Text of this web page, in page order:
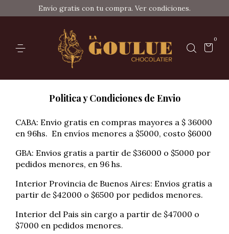
Envío gratis con tu compra. Ver condiciones.
0
Politica y Condiciones de Envio
CABA: Envio gratis en compras mayores a $ 36000
en 96hs. En envíos menores a $5000, costo $6000
GBA: Envios gratis a partir de $36000 o $5000 por
pedidos menores, en 96 hs.
Interior Provincia de Buenos Aires: Envios gratis a
partir de $42000 o $6500 por pedidos menores.
Interior del Pais sin cargo a partir de $47000 o
$7000 en pedidos menores.